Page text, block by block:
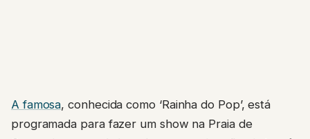
A famosa, conhecida como ‘Rainha do Pop’, está
programada para fazer um show na Praia de